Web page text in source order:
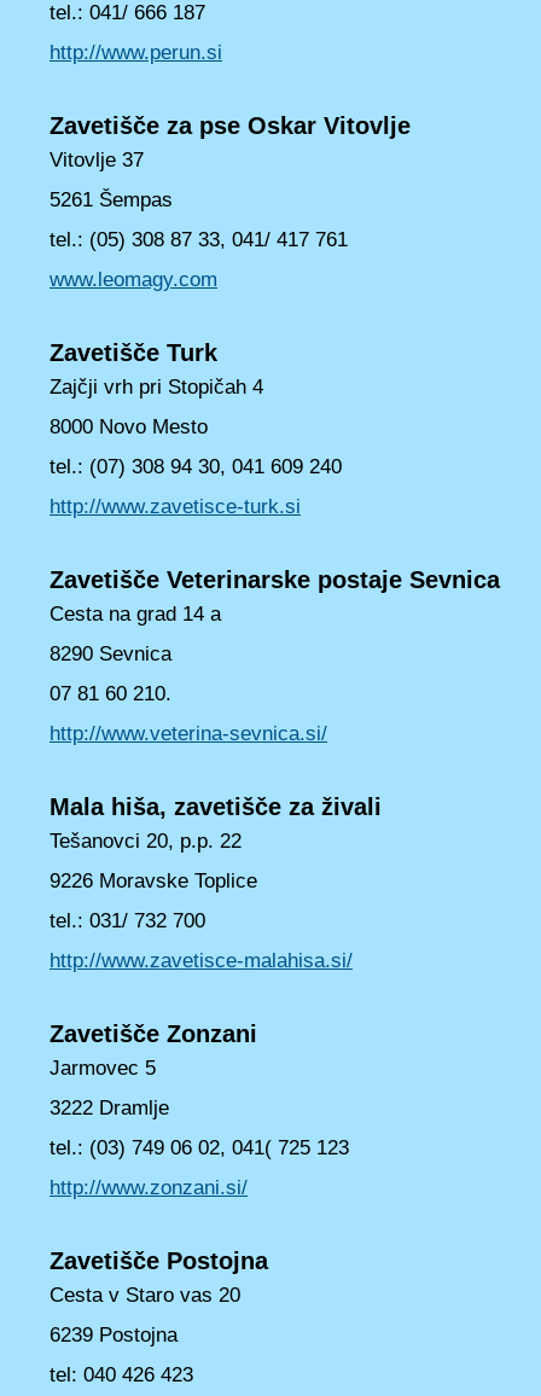
tel.: 041/ 666 187
http://www.perun.si
Zavetišče za pse Oskar Vitovlje
Vitovlje 37
5261 Šempas
tel.: (05) 308 87 33, 041/ 417 761
www.leomagy.com
Zavetišče Turk
Zajčji vrh pri Stopičah 4
8000 Novo Mesto
tel.: (07) 308 94 30, 041 609 240
http://www.zavetisce-turk.si
Zavetišče Veterinarske postaje Sevnica
Cesta na grad 14 a
8290 Sevnica
07 81 60 210.
http://www.veterina-sevnica.si/
Mala hiša, zavetišče za živali
Tešanovci 20, p.p. 22
9226 Moravske Toplice
tel.: 031/ 732 700
http://www.zavetisce-malahisa.si/
Zavetišče Zonzani
Jarmovec 5
3222 Dramlje
tel.: (03) 749 06 02, 041( 725 123
http://www.zonzani.si/
Zavetišče Postojna
Cesta v Staro vas 20
6239 Postojna
tel: 040 426 423